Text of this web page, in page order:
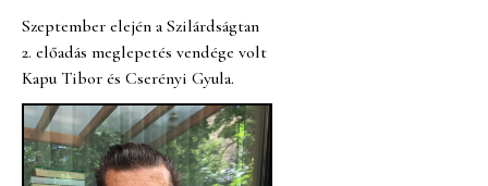
Szeptember elején a Szilárdságtan
2. előadás meglepetés vendége volt
Kapu Tibor és Cserényi Gyula.